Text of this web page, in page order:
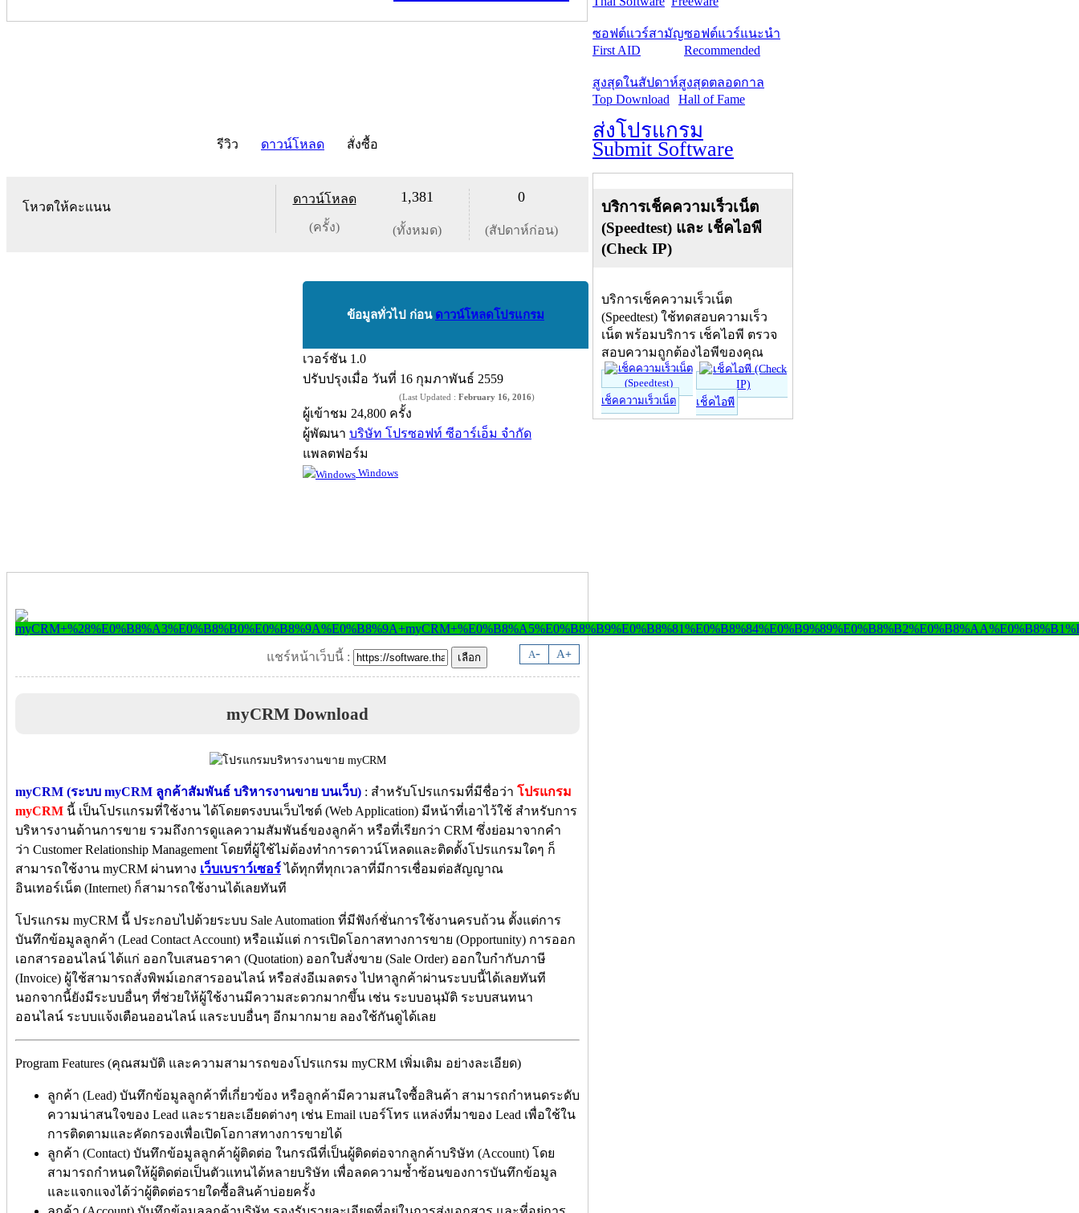
รีวิว ดาวน์โหลด สั่งซื้อ
โหวตให้คะแนน
ดาวน์โหลด
(ครั้ง)
1,381
(ทั้งหมด)
0
(สัปดาห์ก่อน)
ข้อมูลทั่วไป ก่อน ดาวน์โหลดโปรแกรม
เวอร์ชัน 1.0
ปรับปรุงเมื่อ วันที่ 16 กุมภาพันธ์ 2559
(Last Updated : February 16, 2016)
ผู้เข้าชม 24,800 ครั้ง
ผู้พัฒนา บริษัท โปรซอฟท์ ซีอาร์เอ็ม จำกัด
แพลตฟอร์ม
Windows
A- A+
แชร์หน้าเว็บนี้ :
myCRM Download
myCRM (ระบบ myCRM ลูกค้าสัมพันธ์ บริหารงานขาย บนเว็บ) : สำหรับโปรแกรมที่มีชื่อว่า โปรแกรม
myCRM นี้ เป็นโปรแกรมที่ใช้งาน ได้โดยตรงบนเว็บไซต์ (Web Application) มีหน้าที่เอาไว้ใช้ สำหรับการ
บริหารงานด้านการขาย รวมถึงการดูแลความสัมพันธ์ของลูกค้า หรือที่เรียกว่า CRM ซึ่งย่อมาจากคำ
ว่า Customer Relationship Management โดยที่ผู้ใช้ไม่ต้องทำการดาวน์โหลดและติดตั้งโปรแกรมใดๆ ก็
สามารถใช้งาน myCRM ผ่านทาง เว็บเบราว์เซอร์ได้ทุกที่ทุกเวลาที่มีการเชื่อมต่อสัญญาณ
อินเทอร์เน็ต (Internet) ก็สามารถใช้งานได้เลยทันที
โปรแกรม myCRM นี้ ประกอบไปด้วยระบบ Sale Automation ที่มีฟังก์ชั่นการใช้งานครบถ้วน ตั้งแต่การ
บันทึกข้อมูลลูกค้า (Lead Contact Account) หรือแม้แต่ การเปิดโอกาสทางการขาย (Opportunity) การออก
เอกสารออนไลน์ ได้แก่ ออกใบเสนอราคา (Quotation) ออกใบสั่งขาย (Sale Order) ออกใบกำกับภาษี
(Invoice) ผู้ใช้สามารถสั่งพิพม์เอกสารออนไลน์ หรือส่งอีเมลตรง ไปหาลูกค้าผ่านระบบนี้ได้เลยทันที
นอกจากนี้ยังมีระบบอื่นๆ ที่ช่วยให้ผู้ใช้งานมีความสะดวกมากขึ้น เช่น ระบบอนุมัติ ระบบสนทนา
ออนไลน์ ระบบแจ้งเตือนออนไลน์ แลระบบอื่นๆ อีกมากมาย ลองใช้กันดูได้เลย
Program Features (คุณสมบัติ และความสามารถของโปรแกรม myCRM เพิ่มเติม อย่างละเอียด)
ลูกค้า (Lead) บันทึกข้อมูลลูกค้าที่เกี่ยวข้อง หรือลูกค้ามีความสนใจซื้อสินค้า สามารถกำหนดระดับ
ความน่าสนใจของ Lead และรายละเอียดต่างๆ เช่น Email เบอร์โทร แหล่งที่มาของ Lead เพื่อใช้ใน
การติดตามและคัดกรองเพื่อเปิดโอกาสทางการขายได้
ลูกค้า (Contact) บันทึกข้อมูลลูกค้าผู้ติดต่อ ในกรณีที่เป็นผู้ติดต่อจากลูกค้าบริษัท (Account) โดย
สามารถกำหนดให้ผู้ติดต่อเป็นตัวแทนได้หลายบริษัท เพื่อลดความซ้ำซ้อนของการบันทึกข้อมูล
และแจกแจงได้ว่าผู้ติดต่อรายใดซื้อสินค้าบ่อยครั้ง
ซอฟต์แวร์สามัญ
First AID
ซอฟต์แวร์แนะนำ
Recommended
สูงสุดในสัปดาห์
Top Download
สูงสุดตลอดกาล
Hall of Fame
ส่งโปรแกรม
Submit Software
บริการเช็คความเร็วเน็ต
(Speedtest) และ เช็คไอพี
(Check IP)
บริการเช็คความเร็วเน็ต
(Speedtest) ใช้ทดสอบความเร็ว
เน็ต พร้อมบริการ เช็คไอพี ตรวจ
สอบความถูกต้องไอพีของคุณ
เช็คความเร็วเน็ต เช็คไอพี